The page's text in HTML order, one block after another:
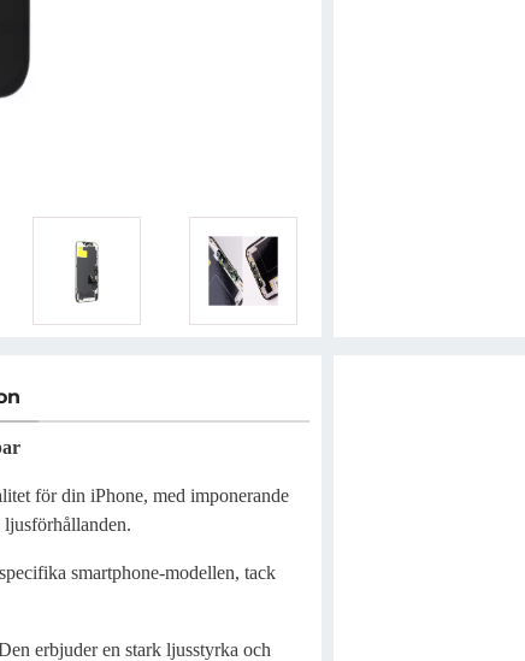
för din iPhone, med imponerande
smartphone-modellen, tack
erbjuder en stark ljusstyrka och